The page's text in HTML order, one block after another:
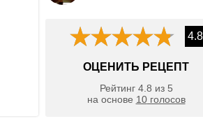
4.8
ОЦЕНИТЬ РЕЦЕПТ
Рейтинг 4.8 из 5
на основе 10голосов